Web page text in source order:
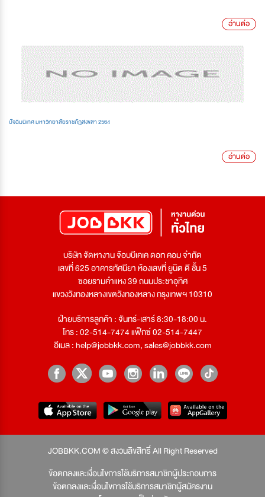
อ่านต่อ
ปัจฉิมนิเทศ มหาวิทยาลัยราชภัฏสงขลา 2564
อ่านต่อ
บริษัท จัดหางาน จ๊อบบีเคเค ดอท คอม จำกัด
เลขที่ 625 อาคารทัศนียา ห้องเลขที่ ยูนิต ดี ชั้น 5
ซอยรามคำแหง 39 ถนนประชาอุทิศ
แขวงวังทองหลางเขตวังทองหลาง กรุงเทพฯ 10310
ฝ่ายบริการลูกค้า : จันทร์-เสาร์ 8:30-18:00 น.
โทร : 02-514-7474 แฟ็กซ์ 02-514-7447
อีเมล :help@jobbkk.com,sales@jobbkk.com
JOBBKK.COM © สงวนลิขสิทธิ์ All Right Reserved
ข้อตกลงและเงื่อนไขการใช้บริการสมาชิกผู้ประกอบการ
ข้อตกลงและเงื่อนไขการใช้บริการสมาชิกผู้สมัครงาน